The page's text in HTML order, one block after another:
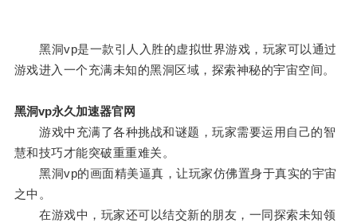
黑洞vp是一款引人入胜的虚拟世界游戏，玩家可以通过
游戏进入一个充满未知的黑洞区域，探索神秘的宇宙空间。
黑洞vp永久加速器官网
游戏中充满了各种挑战和谜题，玩家需要运用自己的智
慧和技巧才能突破重重难关。
黑洞vp的画面精美逼真，让玩家仿佛置身于真实的宇宙
之中。
在游戏中，玩家还可以结交新的朋友，一同探索未知领